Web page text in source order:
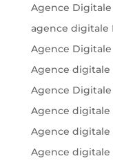
Agence
agence digitale
Agence
Agence
Agence
Agence digitale
Agence digitale
Agence digitale